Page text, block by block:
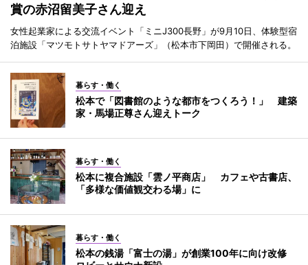
賞の赤沼留美子さん迎え
女性起業家による交流イベント「ミニJ300長野」が9月10日、体験型宿
泊施設「マツモトサトヤマドアーズ」（松本市下岡田）で開催される。
暮らす・働く
松本で「図書館のような都市をつくろう！」 建築
家・馬場正尊さん迎えトーク
暮らす・働く
松本に複合施設「雲ノ平商店」 カフェや古書店、
「多様な価値観交わる場」に
暮らす・働く
松本の銭湯「富士の湯」が創業100年に向け改修